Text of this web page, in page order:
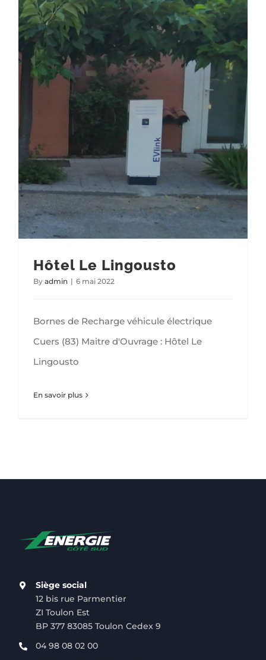
Hôtel Le Lingousto
By admin | 6 mai 2022
Bornes de Recharge véhicule électrique
Cuers (83) Maitre d'Ouvrage : Hôtel Le
Lingousto
En savoir plus
Siège social
12 bis rue Parmentier
ZI Toulon Est
BP 377 83085 Toulon Cedex 9
04 98 08 02 00